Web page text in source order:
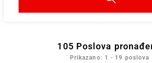
105 Poslova
Prikazano: 1 - 19 poslova